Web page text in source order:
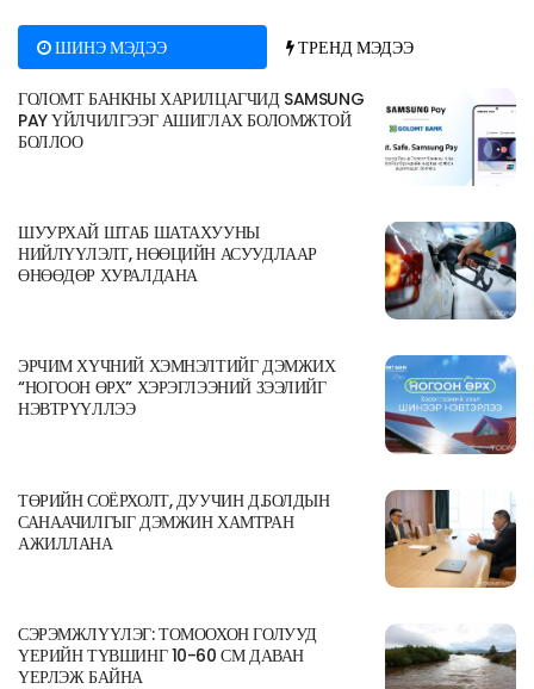
ШИНЭ МЭДЭЭ ТРЕНД МЭДЭЭ
ГОЛОМТ БАНКНЫ ХАРИЛЦАГЧИД SAMSUNG
PAY ҮЙЛЧИЛГЭЭГ АШИГЛАХ БОЛОМЖТОЙ
БОЛЛОО
ШУУРХАЙ ШТАБ ШАТАХУУНЫ
НИЙЛҮҮЛЭЛТ, НӨӨЦИЙН АСУУДЛААР
ӨНӨӨДӨР ХУРАЛДАНА
ЭРЧИМ ХҮЧНИЙ ХЭМНЭЛТИЙГ ДЭМЖИХ
“НОГООН ӨРХ” ХЭРЭГЛЭЭНИЙ ЗЭЭЛИЙГ
НЭВТРҮҮЛЛЭЭ
ТӨРИЙН СОЁРХОЛТ, ДУУЧИН Д.БОЛДЫН
САНААЧИЛГЫГ ДЭМЖИН ХАМТРАН
АЖИЛЛАНА
СЭРЭМЖЛҮҮЛЭГ: ТОМООХОН ГОЛУУД
ҮЕРИЙН ТҮВШИНГ 10-60 СМ ДАВАН
ҮЕРЛЭЖ БАЙНА